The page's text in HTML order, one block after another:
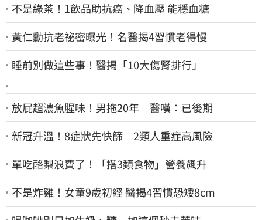
不是綠茶！1飲品助抗癌、降血壓 能穩血糖
黃仁勳抗老祕密曝光！名醫揭4習慣老得慢
睡前別做這些事！醫揭「10大傷腎排行」
放屁超濃魚腥味！男拖20年 醫嘆：已後期
新冠升溫！8症狀先快篩 2類人重症高風險
單吃酪梨浪費了！「搭3類食物」營養飆升
不是炸雞！女童9歲初經 醫揭4習慣恐矮8cm